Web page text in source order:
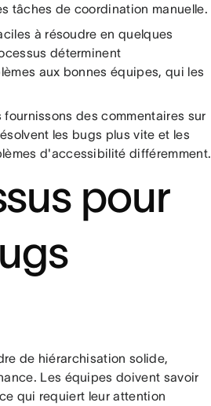
tâches de coordination manuelle.
à résoudre en quelques
déterminent
aux bonnes équipes, qui les
des commentaires sur
les bugs plus vite et les
d'accessibilité différemment.
pour
de hiérarchisation solide,
Les équipes doivent savoir
qui requiert leur attention